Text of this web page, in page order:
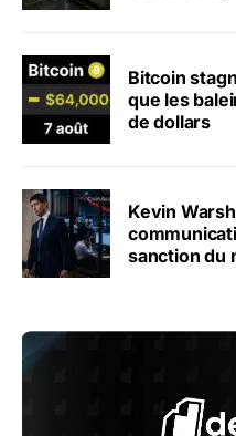
Bitcoin
que les
de dollars
Kevin
sanction du